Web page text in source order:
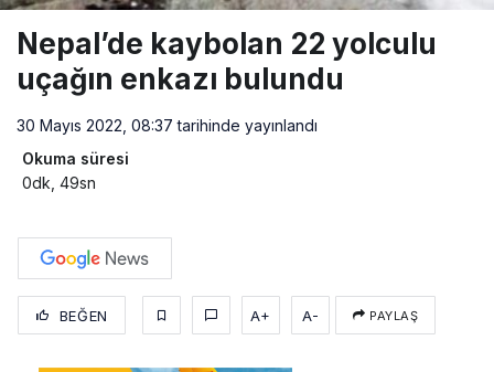
Nepal’de kaybolan 22 yolculu
uçağın enkazı bulundu
30 Mayıs 2022, 08:37 tarihinde yayınlandı
Okuma süresi
0dk, 49sn
BEĞEN A+ A- PAYLAŞ